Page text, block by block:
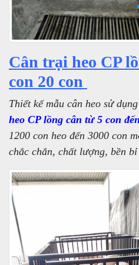
Cân trại heo CP
con 20 con
Thiết kế mẫu cân heo sử
heo CP lồng cân từ 5 con
1200 con heo đến 3000 con
chắc chắn, chất lượng, bền